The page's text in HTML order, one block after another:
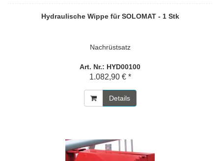
Hydraulische Wippe für SOLOMAT - 1 Stk
Nachrüstsatz
Art. Nr.: HYD00100
1.082,90 € *
Details